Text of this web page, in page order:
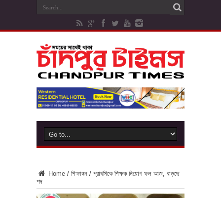
Home / শিক্ষাঙ্গন / প্রাথমিকে শিক্ষক নিয়োগ ফল আজ, বাড়ছে
পদ